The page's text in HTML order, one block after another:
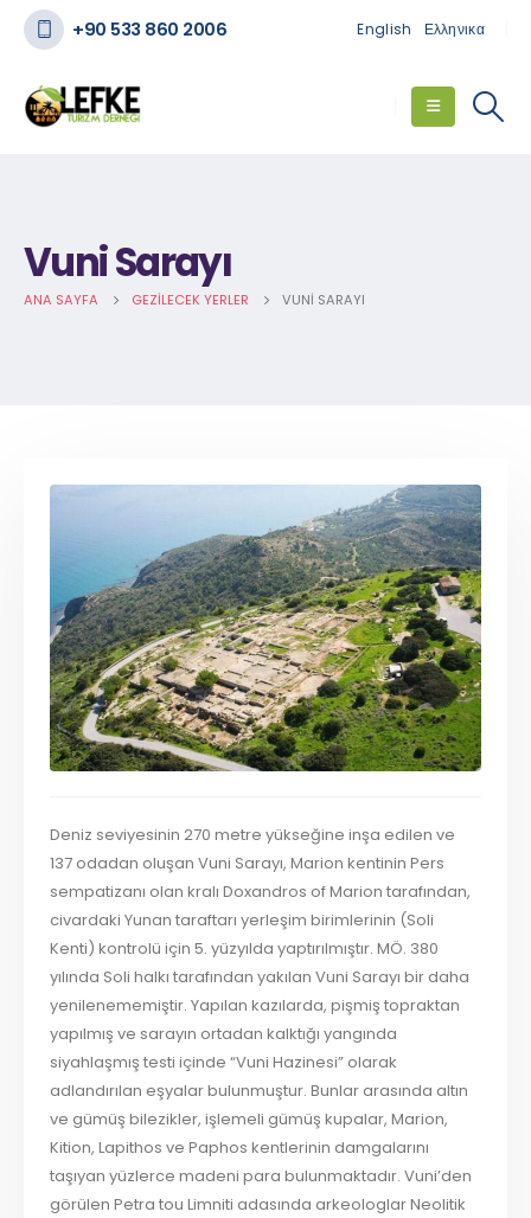
+90 533 860 2006 English Ελληνικα
Vuni Sarayı
ANA SAYFA GEZILECEK YERLER VUNI SARAYI
Deniz seviyesinin 270 metre yükseğine inşa edilen ve
137 odadan oluşan Vuni Sarayı, Marion kentinin Pers
sempatizanı olan kralı Doxandros of Marion tarafından,
civardaki Yunan taraftarı yerleşim birimlerinin (Soli
Kenti) kontrolü için 5. yüzyılda yaptırılmıştır. MÖ. 380
yılında Soli halkı tarafından yakılan Vuni Sarayı bir daha
yenilenememiştir. Yapılan kazılarda, pişmiş topraktan
yapılmış ve sarayın ortadan kalktığı yangında
siyahlaşmış testi içinde “Vuni Hazinesi” olarak
adlandırılan eşyalar bulunmuştur. Bunlar arasında altın
ve gümüş bilezikler, işlemeli gümüş kupalar, Marion,
Kition, Lapithos ve Paphos kentlerinin damgalarını
taşıyan yüzlerce madeni para bulunmaktadır. Vuni’den
görülen Petra tou Limniti adasında arkeologlar Neolitik